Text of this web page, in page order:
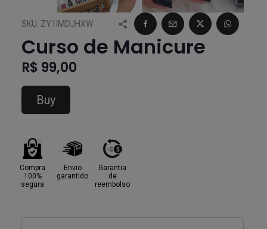
SKU: ZY1IMDJHXW
Curso de Manicure
R$ 99,00
Buy
Compra
100%
segura
Envio
garantido
Garantia
de
reembolso